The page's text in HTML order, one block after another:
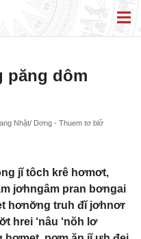
dôm
Nhật/ Dơng - Thuem tơ blơ̆
jĭ tôch krê hơmơt,
jơhngâm pran bơngai
hơnơ̆ng truh đĭ jơhnơr
hrei ‘nâu ‘nŏh lơ